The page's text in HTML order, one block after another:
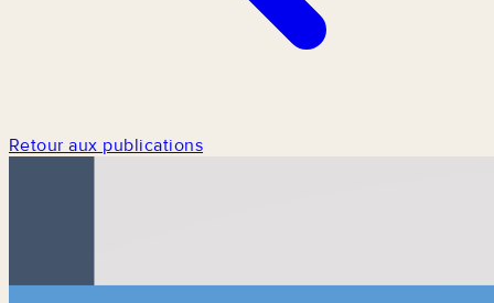
Retour aux publications